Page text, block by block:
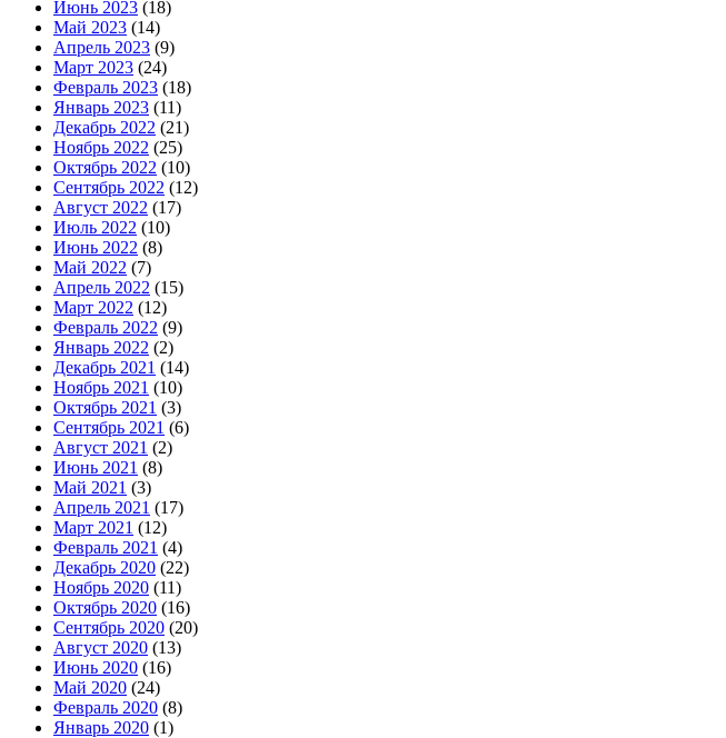
Июнь 2023 (18)
Май 2023 (14)
Апрель 2023 (9)
Март 2023 (24)
Февраль 2023 (18)
Январь 2023 (11)
Декабрь 2022 (21)
Ноябрь 2022 (25)
Октябрь 2022 (10)
Сентябрь 2022 (12)
Август 2022 (17)
Июль 2022 (10)
Июнь 2022 (8)
Май 2022 (7)
Апрель 2022 (15)
Март 2022 (12)
Февраль 2022 (9)
Январь 2022 (2)
Декабрь 2021 (14)
Ноябрь 2021 (10)
Октябрь 2021 (3)
Сентябрь 2021 (6)
Август 2021 (2)
Июнь 2021 (8)
Май 2021 (3)
Апрель 2021 (17)
Март 2021 (12)
Февраль 2021 (4)
Декабрь 2020 (22)
Ноябрь 2020 (11)
Октябрь 2020 (16)
Сентябрь 2020 (20)
Август 2020 (13)
Июнь 2020 (16)
Май 2020 (24)
Февраль 2020 (8)
Январь 2020 (1)